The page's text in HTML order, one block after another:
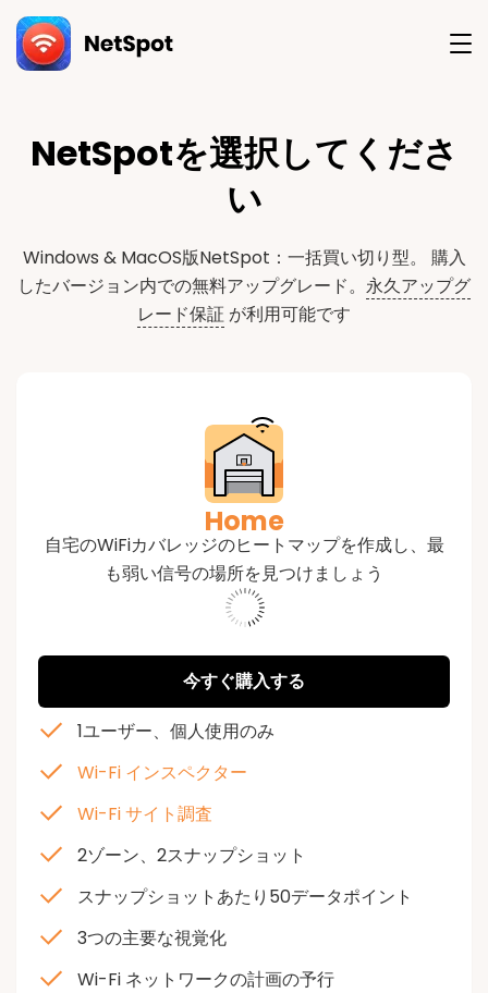
ロ
ー
る
NetSpotを選択してくださ
い
Windows & MacOS版NetSpot：一括買い切り型。
購入
したバージョン内での無料アップグレード。 永久アップグ
レード保証が利用可能です
Home
自宅のWiFiカバレッジのヒートマップを作成し、最
も弱い信号の場所を見つけましょう
573213
今すぐ購入する
1ユーザー、個人使用のみ
Wi-Fi インスペクター
Wi-Fi サイト調査
2ゾーン、2スナップショット
スナップショットあたり50データポイント
3つの主要な視覚化
Wi-Fi ネットワークの計画の予行